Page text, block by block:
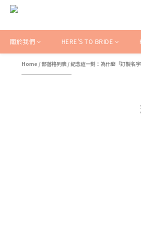
關於我們 HERE'S TO BRIDE
Home /部落格列表 /紀念這一刻：為什麼「訂製名